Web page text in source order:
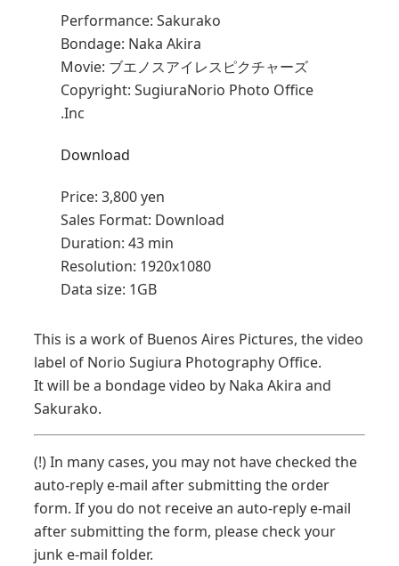
Performance: Sakurako
Bondage: Naka Akira
Movie: ブエノスアイレスピクチャーズ
Copyright: SugiuraNorio Photo Office
.Inc
Download
Price: 3,800 yen
Sales Format: Download
Duration: 43 min
Resolution: 1920x1080
Data size: 1GB
This is a work of Buenos Aires Pictures, the video
label of Norio Sugiura Photography Office.
It will be a bondage video by Naka Akira and
Sakurako.
(!) In many cases, you may not have checked the
auto-reply e-mail after submitting the order
form. If you do not receive an auto-reply e-mail
after submitting the form, please check your
junk e-mail folder.